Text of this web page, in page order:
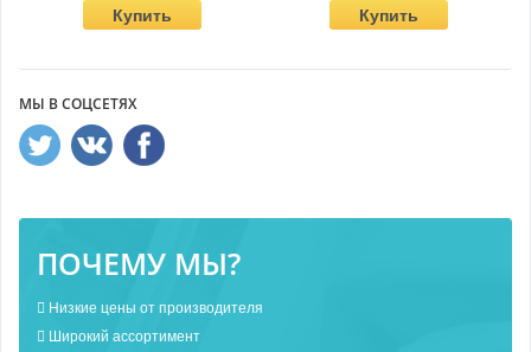
Купить Купить
МЫ В СОЦСЕТЯХ
ПОЧЕМУ МЫ?
Низкие цены от производителя
Широкий ассортимент